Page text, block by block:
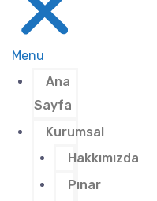
Menu
Ana
Sayfa
Kurumsal
Hakkımızda
Pınar